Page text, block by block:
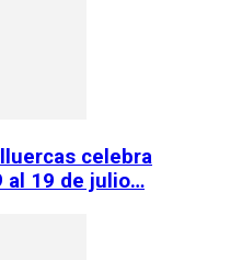
celebra
al 19 de julio…